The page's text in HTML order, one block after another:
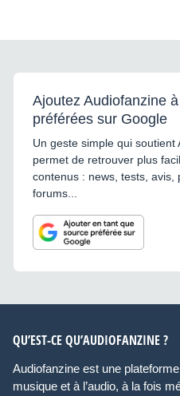
Ajoutez Audiofanzine
préférées sur Google
Un geste simple qui soutient
permet de retrouver plus
contenus : news, tests, avis,
forums...
QU’EST-CE QU’AUDIOFANZINE ?
Audiofanzine est une
musique et à l’audio, à la fois